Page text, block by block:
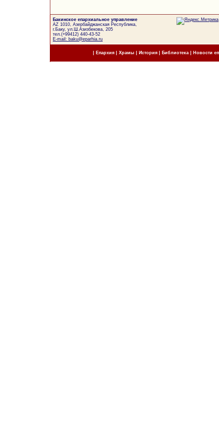
Бакинское епархиальное управление
AZ 1010, Азербайджанская Республика,
г.Баку, ул.Ш.Азизбекова, 205
тел.(+99412) 440-43-52
E-mail: baku@eparhia.ru
Епархия| Храмы История| Библиотека Новости